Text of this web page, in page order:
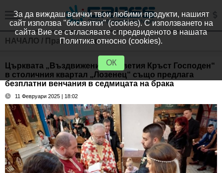
НАЧАЛО / Православие
Църквата „Въздвижение на светия Кръст Господен“
в столичния квартал „Лозенец“ също предлага
безплатни венчания в седмицата на брака
11 Февруари 2025 | 18:02
За да виждаш всички твои любими продукти, нашият
сайт използва "бисквитки" (cookies). С използването на
сайта Вие се съгласявате с предвиденото в нашата
Политика относно (cookies).
ОК